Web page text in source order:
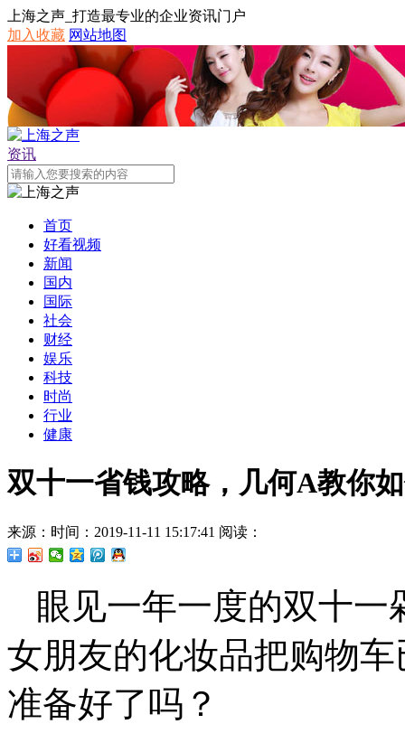
上海之声_打造最专业的企业资讯门户
加入收藏 网站地图
资讯
首页
好看视频
新闻
国内
国际
社会
财经
娱乐
科技
时尚
行业
健康
双十一省钱攻略，几何A教你
来源： 时间：2019-11-11 15:17:41 阅读：
眼见一年一度的双十一
女朋友的化妆品把购物
准备好了吗？